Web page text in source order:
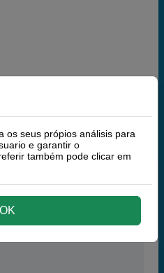
lilás 80 gramos A4
os seus própios análisis para
e garantir o
também pode clicar em
OK